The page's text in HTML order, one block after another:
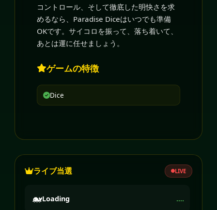
コントロール、そして徹底した明快さを求
めるなら、Paradise Diceはいつでも準備
OKです。サイコロを振って、落ち着いて、
あとは運に任せましょう。
ゲームの特徴
Dice
ライブ当選 LIVE
🐋Loading ....